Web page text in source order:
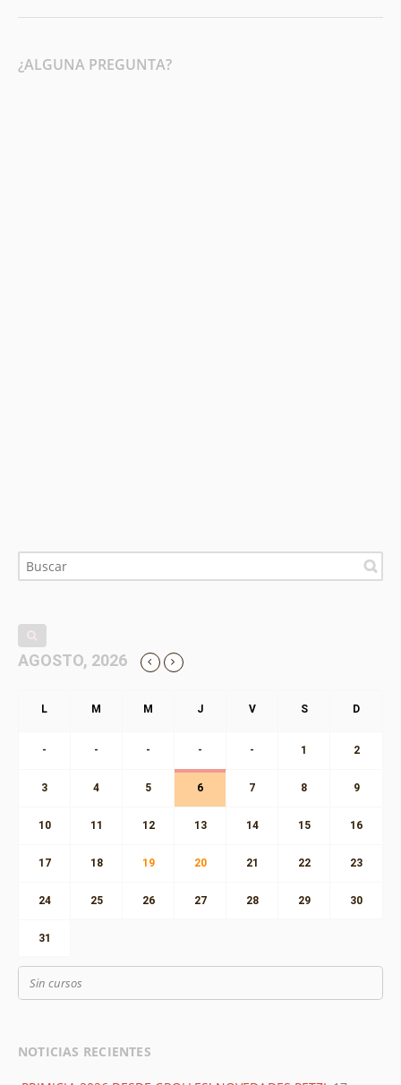
¿ALGUNA PREGUNTA?
AGOSTO, 2026
- - - - - 1 2
3 4 5 6 7 8 9
10 11 12 13 14 15 16
17 18 19 20 21 22 23
24 25 26 27 28 29 30
31
Sin cursos
NOTICIAS RECIENTES